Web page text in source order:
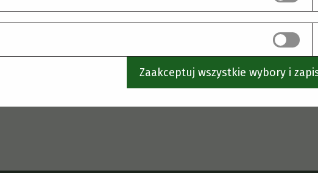
Zaakceptuj wszystkie wybory i